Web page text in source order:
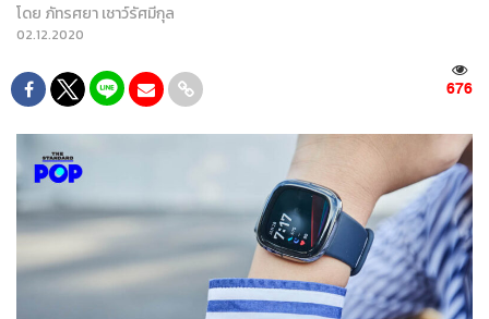
โดย ภัทรศยา เชาว์รัศมีกุล
02.12.2020
676